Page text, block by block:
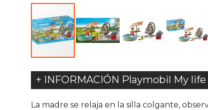
+ INFORMACIÓN Playmobil My
La madre se relaja en la silla colgante,